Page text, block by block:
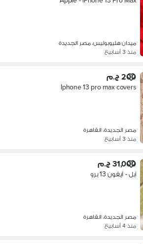
ميدان هليوبوليس، مصر الجديدة
منذ 3 أسابيع
200 ج.م
Iphone 13 pro max covers
مصر الجديدة، القاهرة
منذ 3 أسابيع
31,000 ج.م
آبل - آيفون 13 برو
مصر الجديدة، القاهرة
منذ 4 أسابيع